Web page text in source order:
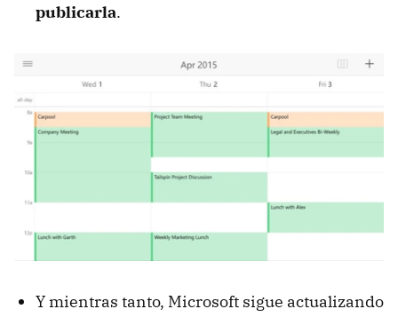
publicarla.
Y mientras tanto, Microsoft sigue actualizando